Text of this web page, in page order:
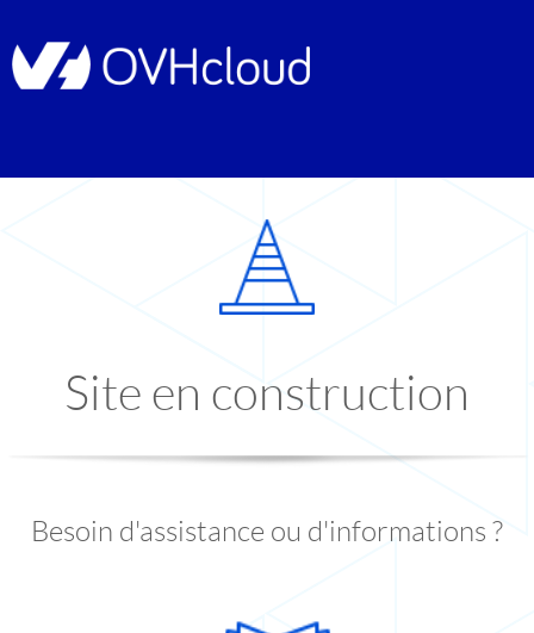
Site en construction
Besoin d'assistance ou d'informations ?